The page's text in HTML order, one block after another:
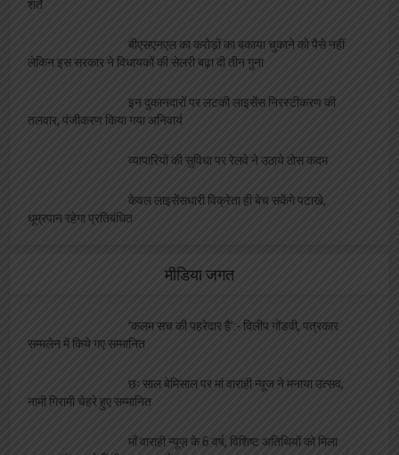
शर्ते
बीएसएनएल का करोड़ों का बकाया चुकाने को पैसे नहीं
लेकिन इस सरकार ने विधायकों की सेलरी बढ़ा दी तीन गुना
इन दुकानदारों पर लटकी लाइसेंस निरस्टीकरण की
तलवार, पंजीकरण किया गया अनिवार्य
व्यापारियों की सुविधा पर रेलवे ने उठाये ठोस कदम
केवल लाइसेंसधारी विक्रेता ही बेच सकेंगे पटाखे,
धूम्रपान रहेगा प्रतिबंधित
मीडिया जगत
‘कलम सच की पहरेदार है’:- दिलीप गोंडवी, पत्रकार
सम्मलेन में किये गए सम्मानित
छः साल बेमिसाल पर मां वाराही न्यूज ने मनाया उत्सव,
नामी गिरामी चेहरे हुए सम्मानित
माँ वाराही न्यूज़ के 6 वर्ष, विशिष्ट अतिथियों को मिला